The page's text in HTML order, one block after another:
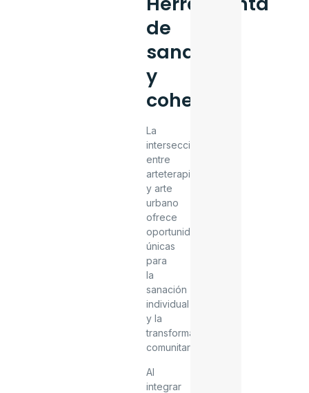
de
sanación
y
cohesión
La
intersección
entre
arteterapia
y arte
urbano
ofrece
oportunidades
únicas
para
la
sanación
individual
y la
transformación
comunitaria.
Al
integrar